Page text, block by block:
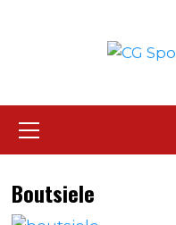
Menu
Boutsiele